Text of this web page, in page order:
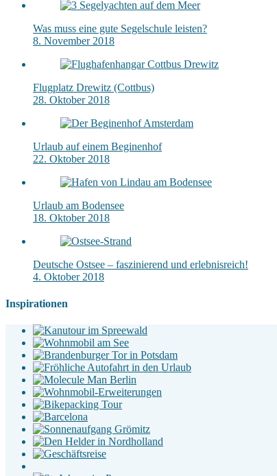
Was muss eine gute Segelschule leisten?
8. November 2018
Flugplatz Drewitz (Cottbus)
28. Oktober 2018
Urlaub auf einem Beginenhof
22. Oktober 2018
Urlaub am Bodensee
18. Oktober 2018
Deutsche Ostsee – faszinierend und erlebnisreich!
4. Oktober 2018
Inspirationen